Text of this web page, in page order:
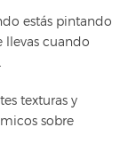
estás pintando
llevas cuando
texturas y
sobre